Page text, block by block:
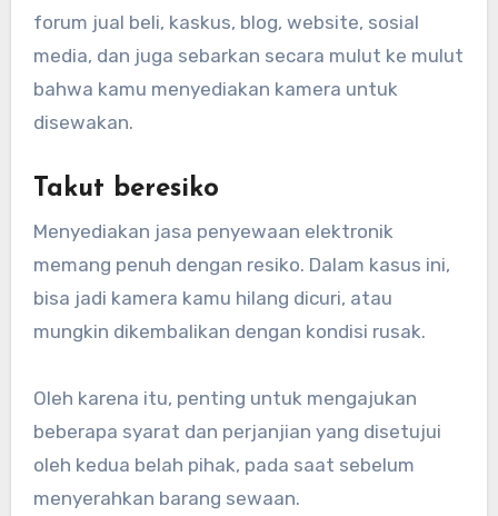
forum jual beli, kaskus, blog, website, sosial
media, dan juga sebarkan secara mulut ke mulut
bahwa kamu menyediakan kamera untuk
disewakan.
Takut beresiko
Menyediakan jasa penyewaan elektronik
memang penuh dengan resiko. Dalam kasus ini,
bisa jadi kamera kamu hilang dicuri, atau
mungkin dikembalikan dengan kondisi rusak.
Oleh karena itu, penting untuk mengajukan
beberapa syarat dan perjanjian yang disetujui
oleh kedua belah pihak, pada saat sebelum
menyerahkan barang sewaan.